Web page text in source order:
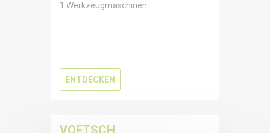
1 Werkzeugmaschinen
ENTDECKEN
VOETSCH